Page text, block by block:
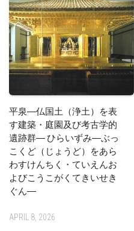
平泉―仏国土（浄土）を表
す建築・庭園及び考古学的
遺跡群― ひらいずみ―ぶっ
こくど（じょうど）をあら
わすけんちく・ていえんお
よびこうこがくてきいせき
ぐん―
APRIL 8, 2026